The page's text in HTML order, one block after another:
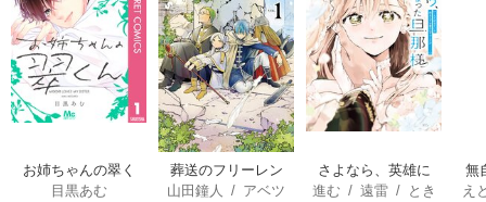
お姉ちゃんの翠く
ん
目黒あむ
葬送のフリーレン
山田鐘人
/ アベツ
さよなら、英雄に
なった旦那様 ～
進む / 遠雷/ とき
無
も
え